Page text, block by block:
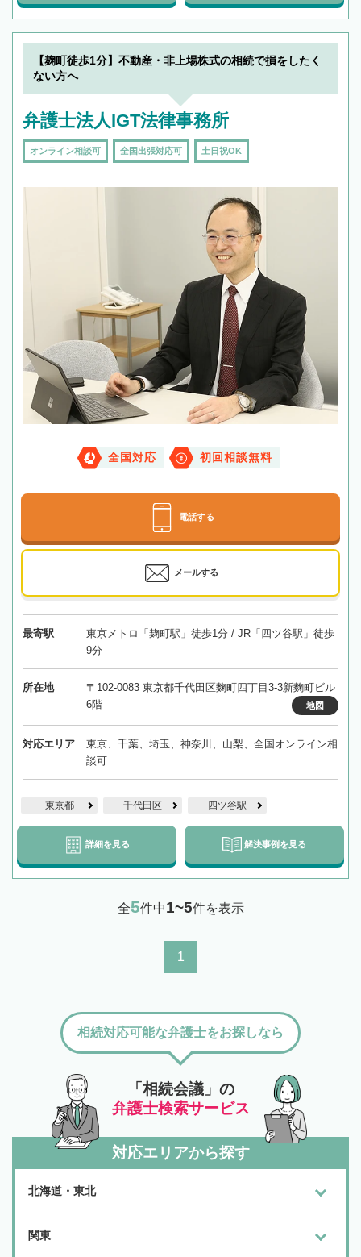
【麹町徒歩1分】不動産・非上場株式の相続で損をしたく
ない方へ
弁護士法人IGT法律事務所
オンライン相談可 全国出張対応可 土日祝OK
全国対応 初回相談無料
電話する
メールする
最寄駅
東京メトロ「麹町駅」徒歩1分 / JR「四ツ谷駅」徒歩
9分
所在地
〒102-0083 東京都千代田区麴町四丁目3-3新麴町ビル
6階
地図
対応エリア
東京、千葉、埼玉、神奈川、山梨、全国オンライン相
談可
東京都 千代田区 四ツ谷駅
詳細を見る 解決事例を見る
全5件中1~5件を表示
1
「相続会議」の
弁護士検索サービス
相続対応可能な弁護士をお探しなら
対応エリアから探す
北海道・東北
関東